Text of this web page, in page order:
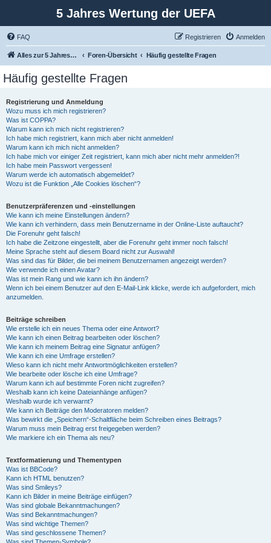
5 Jahres Wertung der UEFA
FAQ Anmelden
Registrieren
Alles zur 5 Jahreswertung / Tabelle der UEFA mit vielen Statistiken. Foren-Übersicht Häufig gestellte Fragen
Häufig gestellte Fragen
Registrierung und Anmeldung
Wozu muss ich mich registrieren?
Was ist COPPA?
Warum kann ich mich nicht registrieren?
Ich habe mich registriert, kann mich aber nicht anmelden!
Warum kann ich mich nicht anmelden?
Ich habe mich vor einiger Zeit registriert, kann mich aber nicht mehr anmelden?!
Ich habe mein Passwort vergessen!
Warum werde ich automatisch abgemeldet?
Wozu ist die Funktion „Alle Cookies löschen“?
Benutzerpräferenzen und -einstellungen
Wie kann ich meine Einstellungen ändern?
Wie kann ich verhindern, dass mein Benutzername in der Online-Liste auftaucht?
Die Forenuhr geht falsch!
Ich habe die Zeitzone eingestellt, aber die Forenuhr geht immer noch falsch!
Meine Sprache steht auf diesem Board nicht zur Auswahl!
Was sind das für Bilder, die bei meinem Benutzernamen angezeigt werden?
Wie verwende ich einen Avatar?
Was ist mein Rang und wie kann ich ihn ändern?
Wenn ich bei einem Benutzer auf den E-Mail-Link klicke, werde ich aufgefordert, mich
anzumelden.
Beiträge schreiben
Wie erstelle ich ein neues Thema oder eine Antwort?
Wie kann ich einen Beitrag bearbeiten oder löschen?
Wie kann ich meinem Beitrag eine Signatur anfügen?
Wie kann ich eine Umfrage erstellen?
Wieso kann ich nicht mehr Antwortmöglichkeiten erstellen?
Wie bearbeite oder lösche ich eine Umfrage?
Warum kann ich auf bestimmte Foren nicht zugreifen?
Weshalb kann ich keine Dateianhänge anfügen?
Weshalb wurde ich verwarnt?
Wie kann ich Beiträge den Moderatoren melden?
Was bewirkt die „Speichern“-Schaltfläche beim Schreiben eines Beitrags?
Warum muss mein Beitrag erst freigegeben werden?
Wie markiere ich ein Thema als neu?
Textformatierung und Thementypen
Was ist BBCode?
Kann ich HTML benutzen?
Was sind Smileys?
Kann ich Bilder in meine Beiträge einfügen?
Was sind globale Bekanntmachungen?
Was sind Bekanntmachungen?
Was sind wichtige Themen?
Was sind geschlossene Themen?